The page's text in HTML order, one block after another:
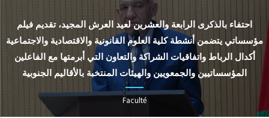
احتفاء بالذكرى الرابعة والعشرين لعيد العرش المجيد، تقديم فيلم
مؤسساتي يتضمن أنشطة كلية العلوم القانونية والاقتصادية والاجتماعية
أكدال الرباط واتفاقيات الشراكة والتعاون التي أبرمتها مع الفاعلين
المؤسساتيين والجمعويين والهيئات المنتخبة بالأقاليم الجنوبية
Faculté